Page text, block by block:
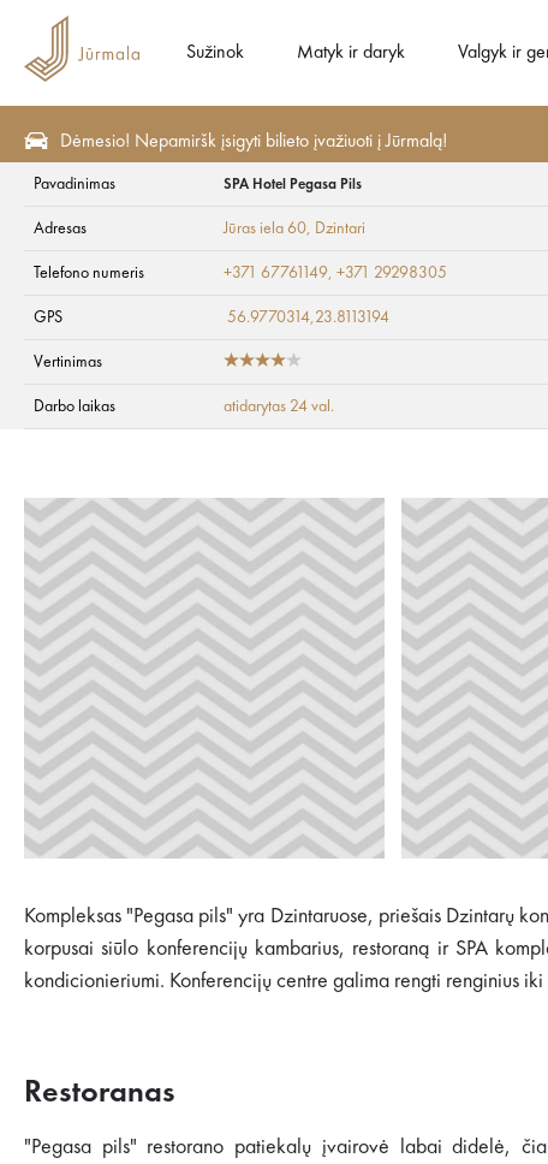
Sužinok Matyk ir daryk Valgyk ir
Dėmesio! Nepamiršk įsigyti bilieto įvažiuoti į Jūrmalą!
SPA Hotel Pegasa
Pavadinimas SPA Hotel Pegasa Pils
Adresas Jūras iela 60, Dzintari
Telefono numeris +371 67761149, +371 29298305
GPS 56.9770314,23.8113194
Vertinimas
Darbo laikas atidarytas 24 val.
Kompleksas "Pegasa pils" yra Dzintaruose, priešais Dzintarų
korpusai siūlo konferencijų kambarius, restoraną ir SPA
kondicionieriumi. Konferencijų centre galima rengti renginius
Restoranas
"Pegasa pils" restorano patiekalų įvairovė labai didelė,